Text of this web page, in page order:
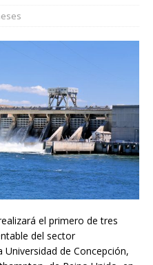
el primero de tres
del sector
de Concepción,